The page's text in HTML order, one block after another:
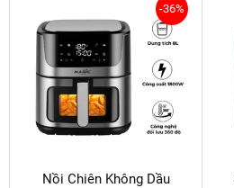
-36%
Nồi Chiên Không Dầu